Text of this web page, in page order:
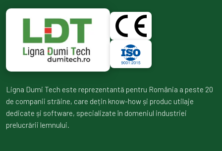
Ligna Dumi Tech este reprezentantă pentru România a peste 20
de companii străine, care dețin know-how și produc utilaje
dedicate și software, specializate în domeniul industriei
prelucrării lemnului.